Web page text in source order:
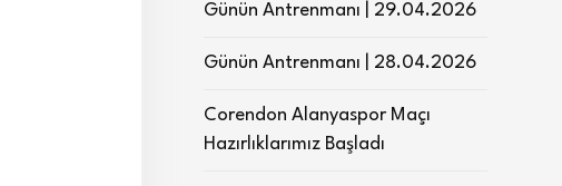
Günün Antrenmanı | 29.04.2026
Günün Antrenmanı | 28.04.2026
Corendon Alanyaspor Maçı
Hazırlıklarımız Başladı